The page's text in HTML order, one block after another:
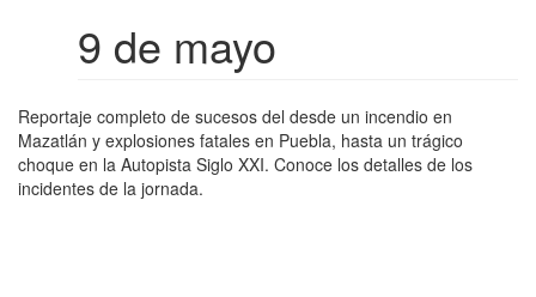
9 de mayo
Reportaje completo de sucesos del desde un incendio en
Mazatlán y explosiones fatales en Puebla, hasta un trágico
choque en la Autopista Siglo XXI. Conoce los detalles de los
incidentes de la jornada.